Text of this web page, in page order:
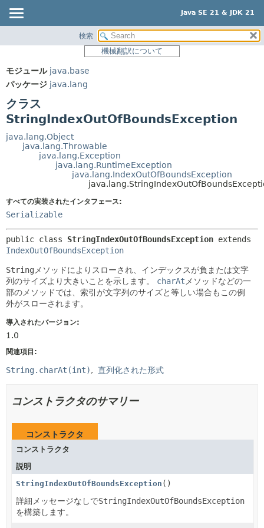
Java SE 21 & JDK 21
パッケージ
使用
プレビュー
索引
サマリー:
ネスト済
コンストラクタ
メソッド
検索
機械翻訳について
モジュール java.base
パッケージ java.lang
クラス
StringIndexOutOfBoundsException
java.lang.Object
java.lang.Throwable
java.lang.Exception
java.lang.RuntimeException
java.lang.IndexOutOfBoundsException
すべての実装されたインタフェース:
Serializable
public class StringIndexOutOfBoundsException
IndexOutOfBoundsException
String メソッドによりスローされ、インデックスが負または文字
列のサイズより大きいことを示します。
charAt メソッドなどの一
部のメソッドでは、索引が文字列のサイズと等しい場合もこの例
外がスローされます。
導入されたバージョン:
1.0
関連項目:
String.charAt(int) 直列化された形式
コンストラクタのサマリー
コンストラクタ
コンストラクタ
説明
StringIndexOutOfBoundsException ()
詳細メッセージなしでStringIndexOutOfBoundsException
を構築します。